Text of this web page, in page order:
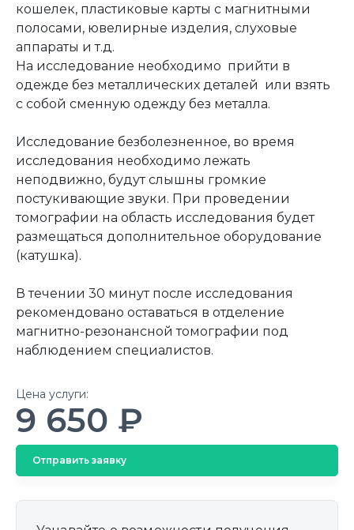
кошелек, пластиковые карты с магнитными
полосами, ювелирные изделия, слуховые
аппараты и т.д.
На исследование необходимо прийти в
одежде без металлических деталей или взять
с собой сменную одежду без металла.
Исследование безболезненное, во время
исследования необходимо лежать
неподвижно, будут слышны громкие
постукивающие звуки. При проведении
томографии на область исследования будет
размещаться дополнительное оборудование
(катушка).
В течении 30 минут после исследования
рекомендовано оставаться в отделение
магнитно-резонансной томографии под
наблюдением специалистов.
Цена услуги:
9 650 ₽
Отправить заявку